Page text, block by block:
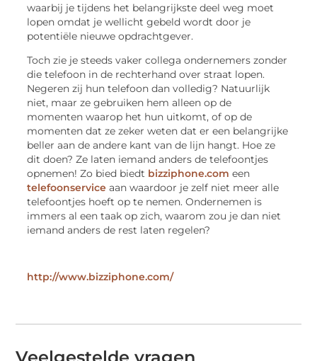
waarbij je tijdens het belangrijkste deel weg moet
lopen omdat je wellicht gebeld wordt door je
potentiële nieuwe opdrachtgever.
Toch zie je steeds vaker collega ondernemers zonder
die telefoon in de rechterhand over straat lopen.
Negeren zij hun telefoon dan volledig? Natuurlijk
niet, maar ze gebruiken hem alleen op de
momenten waarop het hun uitkomt, of op de
momenten dat ze zeker weten dat er een belangrijke
beller aan de andere kant van de lijn hangt. Hoe ze
dit doen? Ze laten iemand anders de telefoontjes
opnemen! Zo bied biedt bizziphone.com een
telefoonservice aan waardoor je zelf niet meer alle
telefoontjes hoeft op te nemen. Ondernemen is
immers al een taak op zich, waarom zou je dan niet
iemand anders de rest laten regelen?
http://www.bizziphone.com/
Veelgestelde vragen